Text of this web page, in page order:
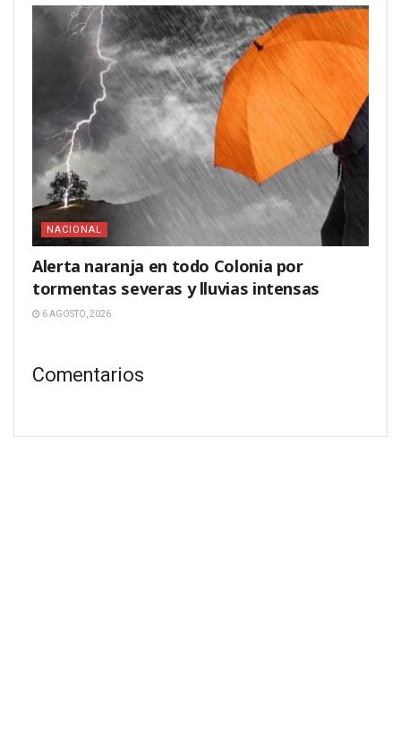
NACIONAL
Alerta naranja en todo Colonia por
tormentas severas y lluvias intensas
6 AGOSTO, 2026
Comentarios